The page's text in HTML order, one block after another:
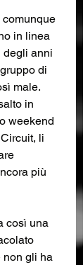
in linea
degli anni
di
male.
in
weekend
li
più
così una
non gli ha